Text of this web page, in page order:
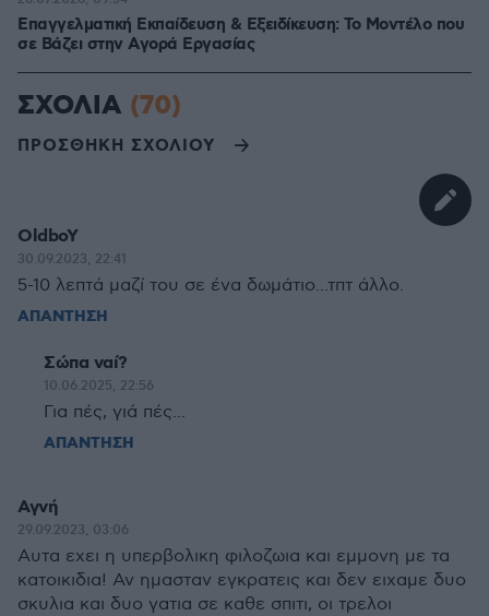
Επαγγελματική Εκπαίδευση & Εξειδίκευση: Το Mοντέλο που
σε Bάζει στην Aγορά Eργασίας
ΣΧΟΛΙΑ (70)
ΠΡΟΣΘΗΚΗ ΣΧΟΛΙΟΥ
OldboY
30.09.2023, 22:41
5-10 λεπτά μαζί του σε ένα δωμάτιο...τπτ άλλο.
ΑΠΑΝΤΗΣΗ
Σώπα ναί?
10.06.2025, 22:56
Για πές, γιά πές...
ΑΠΑΝΤΗΣΗ
Αγνή
29.09.2023, 03:06
Αυτα εχει η υπερβολικη φιλοζωια και εμμονη με τα
κατοικιδια! Αν ημασταν εγκρατεις και δεν ειχαμε δυο
σκυλια και δυο γατια σε καθε σπιτι, οι τρελοι